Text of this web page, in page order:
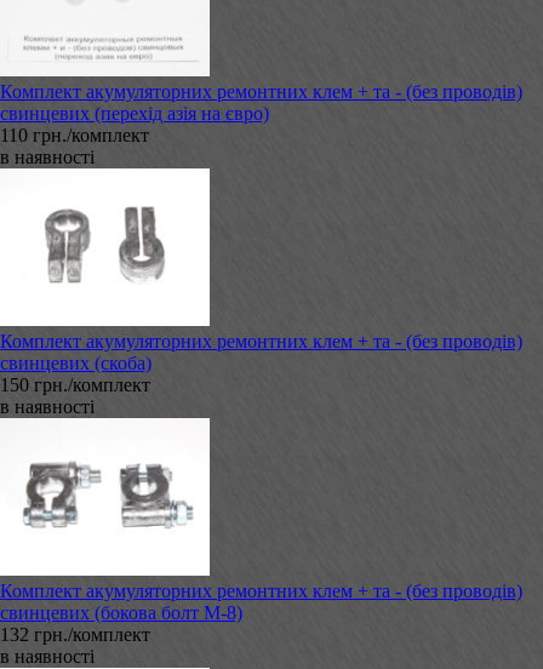
Комплект акумуляторних ремонтних клем + та - (без проводів)
свинцевих (перехід азія на євро)
110 грн./комплект
в наявності
Комплект акумуляторних ремонтних клем + та - (без проводів)
свинцевих (скоба)
150 грн./комплект
в наявності
Комплект акумуляторних ремонтних клем + та - (без проводів)
свинцевих (бокова болт М-8)
132 грн./комплект
в наявності